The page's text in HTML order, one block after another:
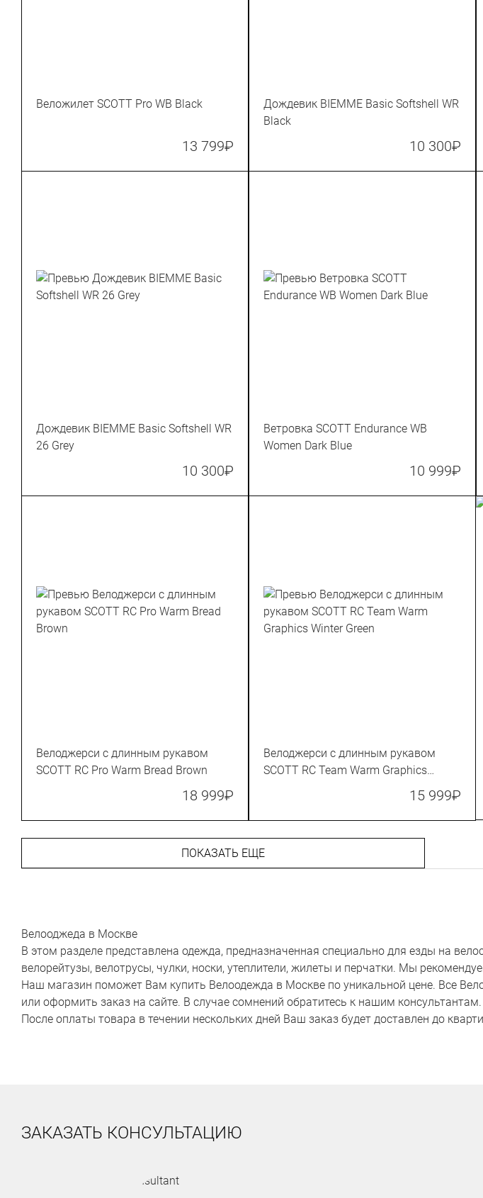
Веложилет SCOTT Pro WB Black
13 799₽
Дождевик BIEMME Basic Softshell WR
Black
10 300₽
Дождевик BIEMME Basic Softshell WR
26 Grey
10 300₽
Ветровка SCOTT Endurance WB
Women Dark Blue
10 999₽
Велоджерси с длинным рукавом
SCOTT RC Pro Warm Bread Brown
18 999₽
Велоджерси с длинным рукавом
SCOTT RC Team Warm Graphics
15 999₽
ПОКАЗАТЬ ЕЩЕ
Велооджеда в Москве
В этом разделе представлена одежда, предназначенная специально для езды на
велорейтузы, велотрусы, чулки, носки, утеплители, жилеты и перчатки. Мы
Наш магазин поможет Вам купить Велоодежда в Москве по уникальной цене. Все
или оформить заказ на сайте. В случае сомнений обратитесь к нашим консультантам.
После оплаты товара в течении нескольких дней Ваш заказ будет доставлен до
ЗАКАЗАТЬ КОНСУЛЬТАЦИЮ